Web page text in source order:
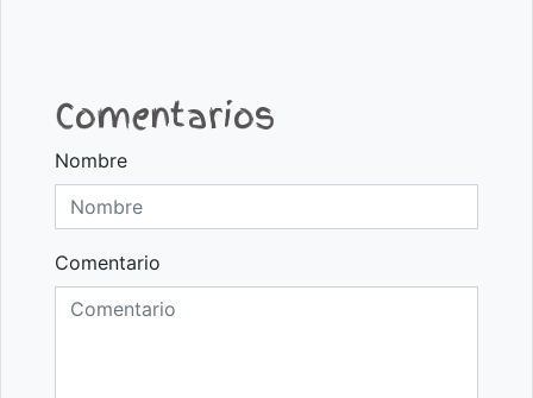
Comentarios
Nombre
Comentario